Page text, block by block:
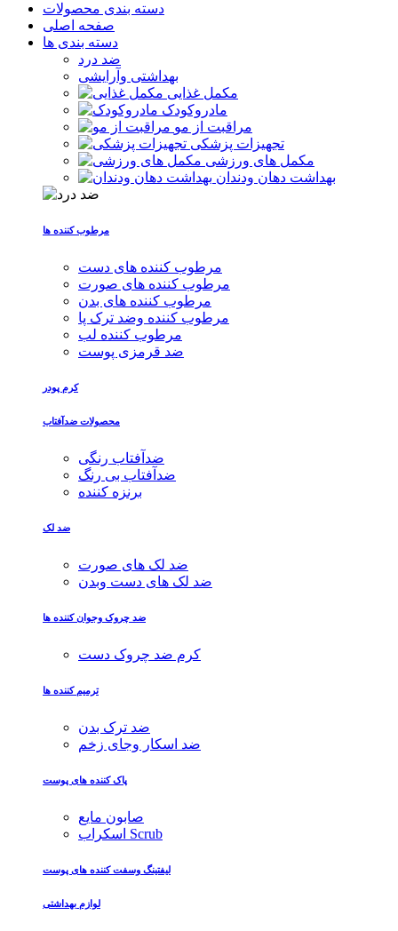
دسته بندی محصولات
صفحه اصلی
دسته بندی ها
ضد درد
بهداشتی وآرایشی
مکمل غذایی
مادروکودک
مراقبت از مو
تجهیزات پزشکی
مکمل های ورزشی
بهداشت دهان ودندان
مرطوب کننده ها
مرطوب کننده های دست
مرطوب کننده های صورت
مرطوب کننده های بدن
مرطوب کننده وضد ترک پا
مرطوب کننده لب
ضد قرمزی پوست
کرم پودر
محصولات ضدآفتاب
ضدآفتاب رنگی
ضدآفتاب بی رنگ
برنزه کننده
ضد لک
ضد لک های صورت
ضد لک های دست وبدن
ضد چروک وجوان کننده ها
کرم ضد چروک دست
ترمیم کننده ها
ضد ترک بدن
ضد اسکار وجای زخم
پاک کننده های پوست
صابون مایع
اسکراب Scrub
لیفتینگ وسفت کننده های پوست
لوازم بهداشتی